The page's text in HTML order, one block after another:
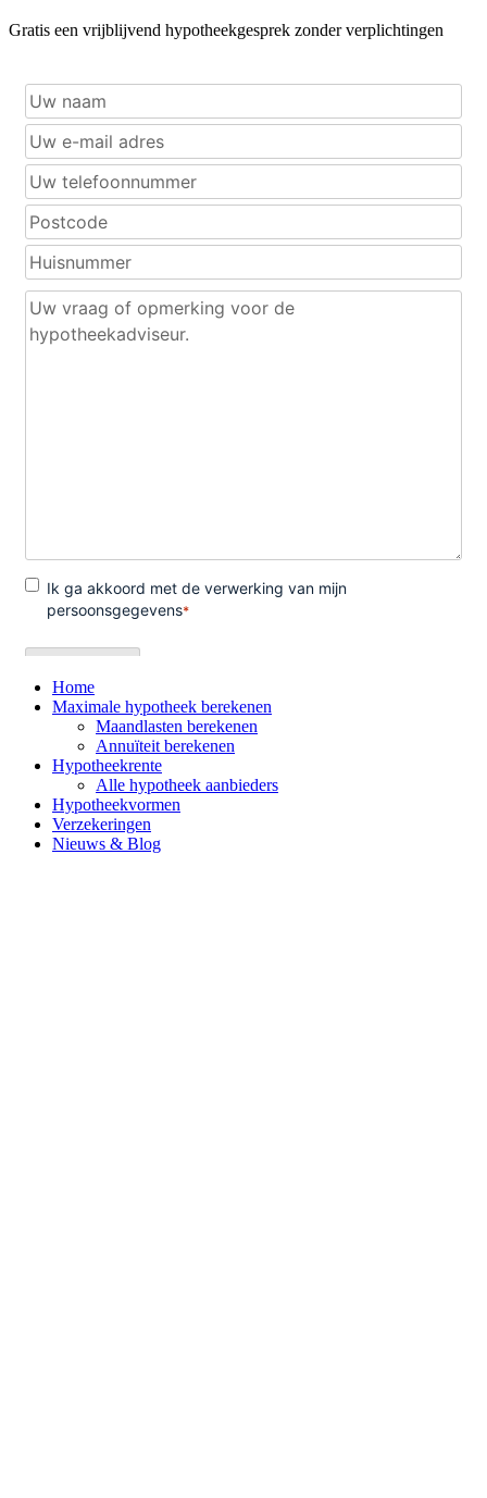
Gratis een vrijblijvend hypotheekgesprek zonder verplichtingen
Home
Maximale hypotheek berekenen
Maandlasten berekenen
Annuïteit berekenen
Hypotheekrente
Alle hypotheek aanbieders
Hypotheekvormen
Verzekeringen
Nieuws & Blog